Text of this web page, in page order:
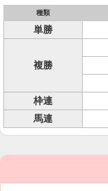
種類
単勝
複勝
枠連
馬連